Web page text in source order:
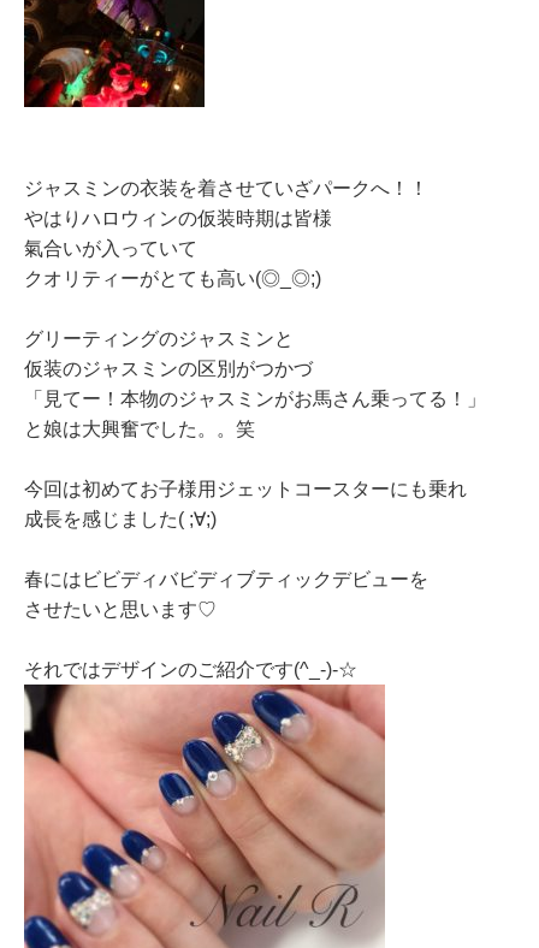
ジャスミンの衣装を着させていざパークへ！！
やはりハロウィンの仮装時期は皆様
氣合いが入っていて
クオリティーがとても高い(◎_◎;)
グリーティングのジャスミンと
仮装のジャスミンの区別がつかづ
「見てー！本物のジャスミンがお馬さん乗ってる！」
と娘は大興奮でした。。笑
今回は初めてお子様用ジェットコースターにも乗れ
成長を感じました( ;∀;)
春にはビビディバビディブティックデビューを
させたいと思います♡
それではデザインのご紹介です(^_-)-☆